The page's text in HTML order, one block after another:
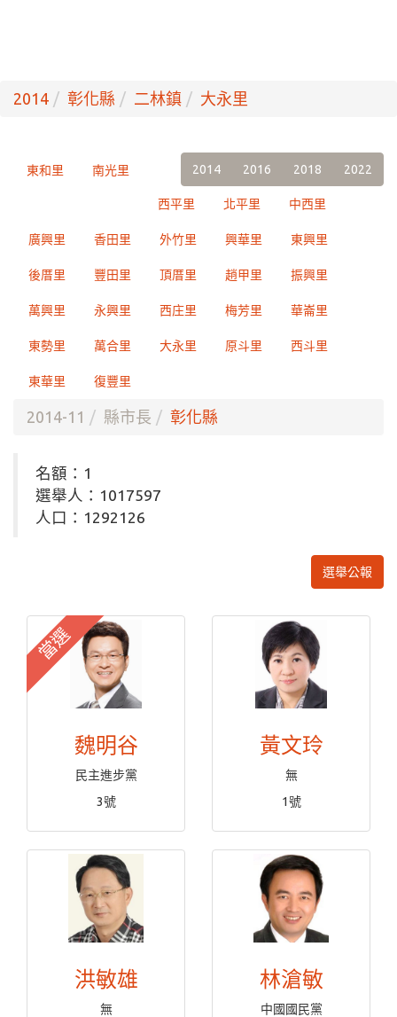
2014 彰化縣 二林鎮 大永里
2014 2016 2018 2022
東和里 南光里
西平里 北平里 中西里
廣興里 香田里 外竹里 興華里 東興里
後厝里 豐田里 頂厝里 趙甲里 振興里
萬興里 永興里 西庄里 梅芳里 華崙里
東勢里 萬合里 大永里 原斗里 西斗里
東華里 復豐里
2014-11 縣市長 彰化縣
名額：1
選舉人：1017597
人口：1292126
選舉公報
當選
魏明谷
民主進步黨
3號
黃文玲
無
1號
洪敏雄
無
林滄敏
中國國民黨